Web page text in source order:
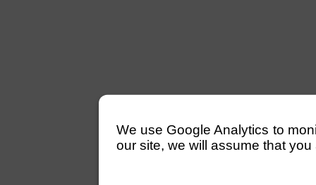
We use Google Analytics to
our site, we will assume that